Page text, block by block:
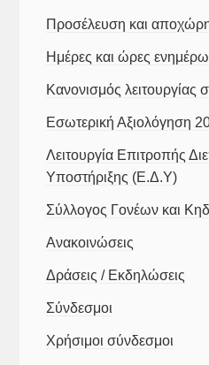
Προσέλευση και
Ημέρες και ώρες
Κανονισμός λειτουργίας
Εσωτερική Αξιολόγηση
Λειτουργία Επιτροπής
Υποστήριξης (Ε.Δ.Υ)
Σύλλογος Γονέων και
Ανακοινώσεις
Δράσεις / Εκδηλώσεις
Σύνδεσμοι
Χρήσιμοι σύνδεσμοι